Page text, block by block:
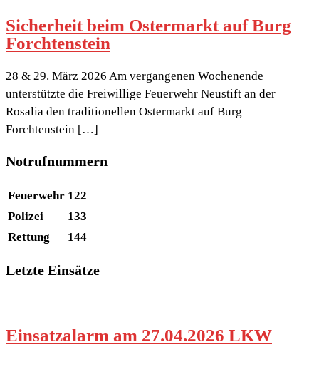
Sicherheit beim Ostermarkt auf Burg
Forchtenstein
28 & 29. März 2026 Am vergangenen Wochenende
unterstützte die Freiwillige Feuerwehr Neustift an der
Rosalia den traditionellen Ostermarkt auf Burg
Forchtenstein […]
Notrufnummern
Feuerwehr 122
Polizei
133
Rettung
144
Letzte Einsätze
Einsatzalarm am 27.04.2026 LKW